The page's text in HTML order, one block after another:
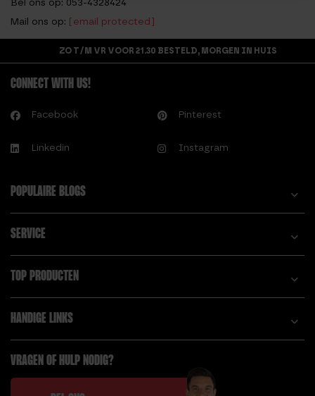
Bel ons op: 053-4328424
Mail ons op: [email protected]
ZO T/M VR VOOR 21.30 BESTELD, MORGEN IN HUIS
CONNECT WITH US!
Facebook Pinterest
Linkedin Instagram
POPULAIRE BLOGS
SERVICE
TOP PRODUCTEN
HANDIGE LINKS
VRAGEN OF HULP NODIG?